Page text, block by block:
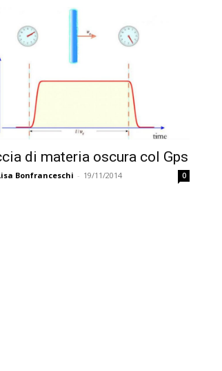
di materia oscura col Gps
Bonfranceschi - 19/11/2014 0